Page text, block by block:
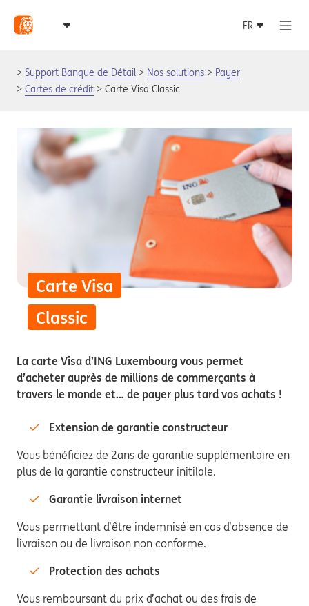
Support Banque de Détail Nos solutions
Payer
Cartes de crédit
Carte Visa Classic
Carte Visa
Classic
La carte Visa d’ING Luxembourg vous permet
d’acheter auprès de millions de commerçants à
travers le monde et… de payer plus tard vos achats !
Extension de garantie constructeur
Vous bénéficiez de 2ans de garantie supplémentaire en
plus de la garantie constructeur initilale.
Garantie livraison internet
Vous permettant d’être indemnisé en cas d’absence de
livraison ou de livraison non conforme.
Protection des achats
Vous remboursant du prix d’achat ou des frais de